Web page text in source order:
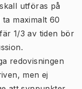
utföras på
ta maximalt 60
1/3 av tiden bör
redovisningen
men ej